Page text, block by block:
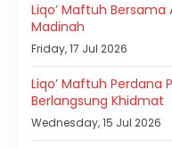
Liqo’ Maftuh
Madinah
Friday, 17 Jul 2026
Liqo’ Maftuh Perdana
Berlangsung Khidmat
Wednesday, 15 Jul 2026